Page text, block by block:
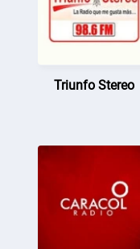
Triunfo Stereo